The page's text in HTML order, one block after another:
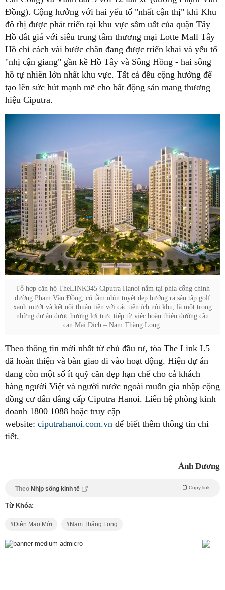
Đồng). Cộng hưởng với hai yếu tố "nhất cận thị" khi Khu
đô thị được phát triển tại khu vực sầm uất của quận Tây
Hồ đắt giá với siêu trung tâm thương mại Lotte Mall Tây
Hồ chỉ cách vài bước chân đang được triển khai và yếu tố
"nhị cận giang" gần kề Hồ Tây và Sông Hồng - hai sông
hồ tự nhiên lớn nhất khu vực. Tất cả đều cộng hưởng để
tạo lên sức hút mạnh mẽ cho bất động sản mang thương
hiệu Ciputra.
Tổ hợp căn hộ TheLINK345 Ciputra Hanoi nằm tại phía cổng chính
đường Phạm Văn Đồng, có tầm nhìn tuyệt đẹp hướng ra sân tập golf
xanh mướt và kết nối thuận tiện với các tiện ích nội khu, là một trong
những dự án được hưởng lợi trực tiếp từ việc hoàn thiện đường cầu
cạn Mai Dịch – Nam Thăng Long.
Theo thông tin mới nhất từ chủ đầu tư, tòa The Link L5
đã hoàn thiện và bàn giao đi vào hoạt động. Hiện dự án
đang còn một số ít quỹ căn đẹp hạn chế cho cả khách
hàng người Việt và người nước ngoài muốn gia nhập cộng
đồng cư dân đẳng cấp Ciputra Hanoi. Liên hệ phòng kinh
doanh 1800 1088 hoặc truy cập
website: ciputrahanoi.com.vn để biết thêm thông tin chi
tiết.
Ánh Dương
Theo Nhịp sống kinh tế Copy link
Từ Khóa:
Diện Mạo Mới Nam Thăng Long